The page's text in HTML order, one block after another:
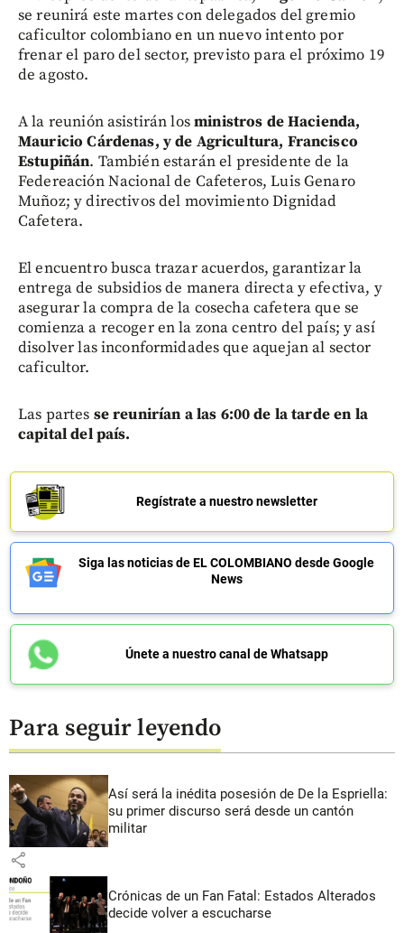
se reunirá este martes con delegados del gremio
caficultor colombiano en un nuevo intento por
frenar el paro del sector, previsto para el próximo 19
de agosto.
A la reunión asistirán losministros de Hacienda,
Mauricio Cárdenas, y de Agricultura, Francisco
Estupiñán. También estarán el presidente de la
Federeación Nacional de Cafeteros, Luis Genaro
Muñoz; y directivos del movimiento Dignidad
Cafetera.
El encuentro busca trazar acuerdos, garantizar la
entrega de subsidios de manera directa y efectiva, y
asegurar la compra de la cosecha cafetera que se
comienza a recoger en la zona centro del país; y así
disolver las inconformidades que aquejan al sector
caficultor.
Las partes se reunirían a las 6:00 de la tarde en la
capital del país.
Regístrate a nuestro newsletter
Siga las noticias de EL COLOMBIANO desde Google
News
Únete a nuestro canal de Whatsapp
Para seguir leyendo
Así será la inédita posesión de De la Espriella:
su primer discurso será desde un cantón
militar
share
Crónicas de un Fan Fatal: Estados Alterados
decide volver a escucharse